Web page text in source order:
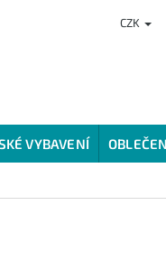
CZK
VYBAVENÍ